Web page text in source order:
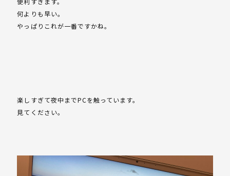
何よりも早い。
やっぱりこれが一番ですかね。
楽しすぎて夜中までPCを触っています。
見てください。